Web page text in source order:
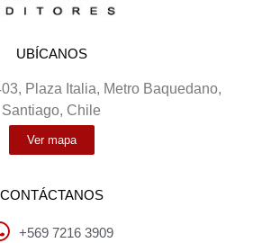
UBÍCANOS
Plaza Italia, Metro Baquedano,
Santiago, Chile
Ver mapa
CONTÁCTANOS
+569 7216 3909